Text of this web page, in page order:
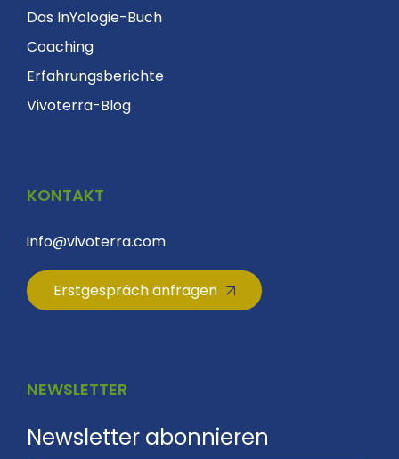
Das InYologie-Buch
Coaching
Erfahrungsberichte
Vivoterra-Blog
KONTAKT
info@vivoterra.com
Erstgespräch anfragen
NEWSLETTER
Newsletter abonnieren